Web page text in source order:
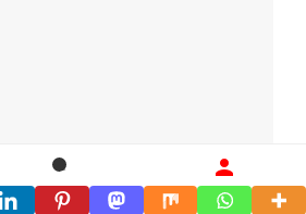
Tìm kiếm Liên hệ